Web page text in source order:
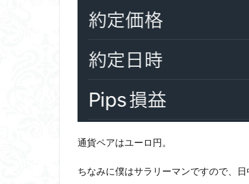
通貨ペアはユーロ円。
ちなみに僕はサラリーマンですので、